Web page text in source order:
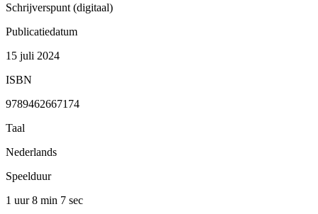
Schrijverspunt (digitaal)
Publicatiedatum
15 juli 2024
ISBN
9789462667174
Taal
Nederlands
Speelduur
1 uur 8 min 7 sec